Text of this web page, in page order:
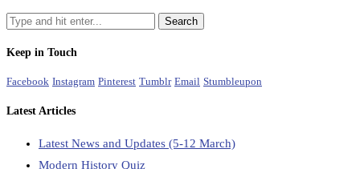
Keep in Touch
Facebook Instagram Pinterest Tumblr Email Stumbleupon
Latest Articles
Latest News and Updates (5-12 March)
Modern History Quiz